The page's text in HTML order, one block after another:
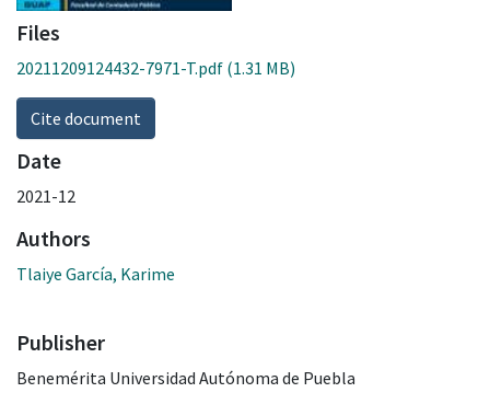
Files
20211209124432-7971-T.pdf (1.31 MB)
Cite document
Date
2021-12
Authors
Tlaiye García, Karime
Publisher
Benemérita Universidad Autónoma de Puebla